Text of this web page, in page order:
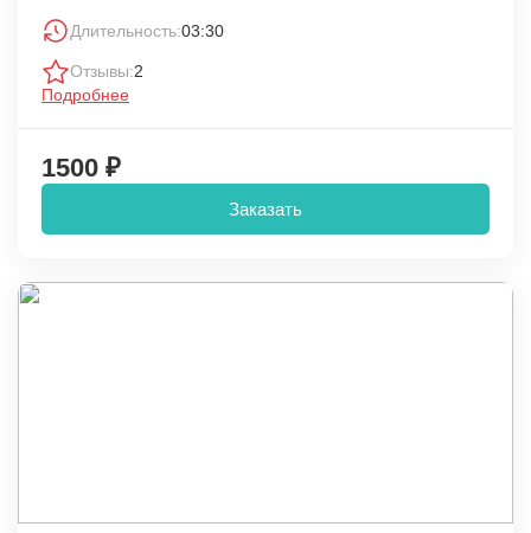
Длительность:03:30
Отзывы:2
Подробнее
1500 ₽
Заказать